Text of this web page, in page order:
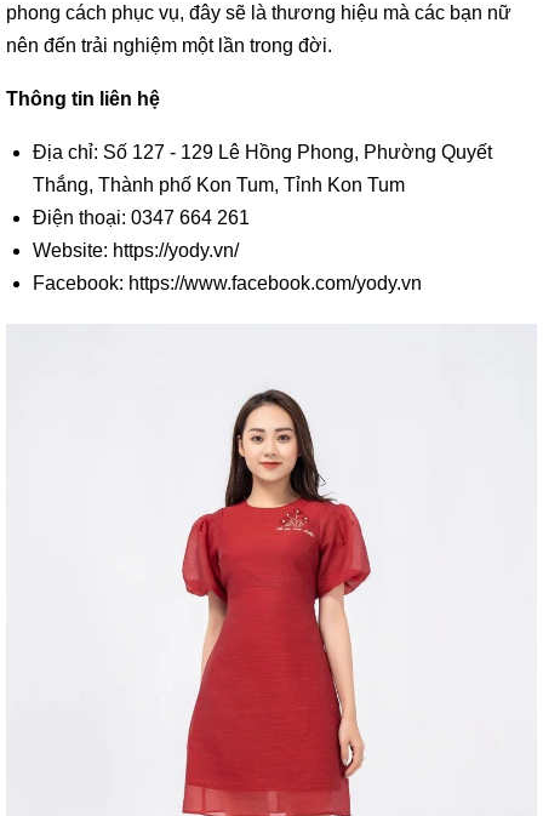
phong cách phục vụ, đây sẽ là thương hiệu mà các bạn nữ
nên đến trải nghiệm một lần trong đời.
Thông tin liên hệ
Địa chỉ: Số 127 - 129 Lê Hồng Phong, Phường Quyết
Thắng, Thành phố Kon Tum, Tỉnh Kon Tum
Điện thoại: 0347 664 261
Website: https://yody.vn/
Facebook: https://www.facebook.com/yody.vn